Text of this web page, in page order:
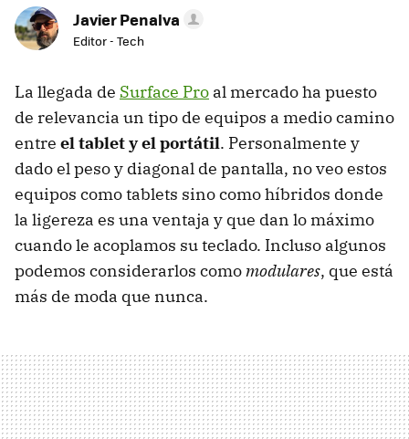
Javier Penalva
Editor - Tech
La llegada de Surface Pro al mercado ha puesto
de relevancia un tipo de equipos a medio camino
entre el tablet y el portátil. Personalmente y
dado el peso y diagonal de pantalla, no veo estos
equipos como tablets sino como híbridos donde
la ligereza es una ventaja y que dan lo máximo
cuando le acoplamos su teclado. Incluso algunos
podemos considerarlos comomodulares, que está
más de moda que nunca.